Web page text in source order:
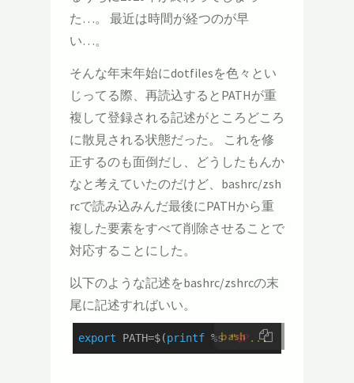
た…。 最近は時間が経つのが早
い…。
そんな年末年始にdotfilesを色々とい
じってる際、再読込するとPATHが重
複して登録される記述がところどころ
に散見される状態だった。 これを修
正するのも面倒だし、どうしたもんか
なと考えていたのだけど、bashrc/zsh
rcで読み込みんだ最後にPATHから重
複した要素をすべて削除させることで
対応することにした。
以下のような記述をbashrc/zshrcの末
尾に記述すればいい。
bash
export PATH=$(printf %s "$P...